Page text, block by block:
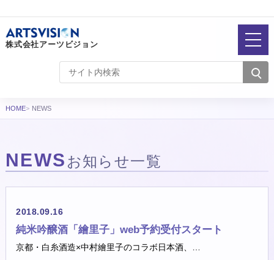
株式会社アーツビジョン
HOME NEWS
NEWS お知らせ一覧
2018.09.16
純米吟醸酒「繪里子」web予約受付スタート
京都・白糸酒造×中村繪里子のコラボ日本酒、…